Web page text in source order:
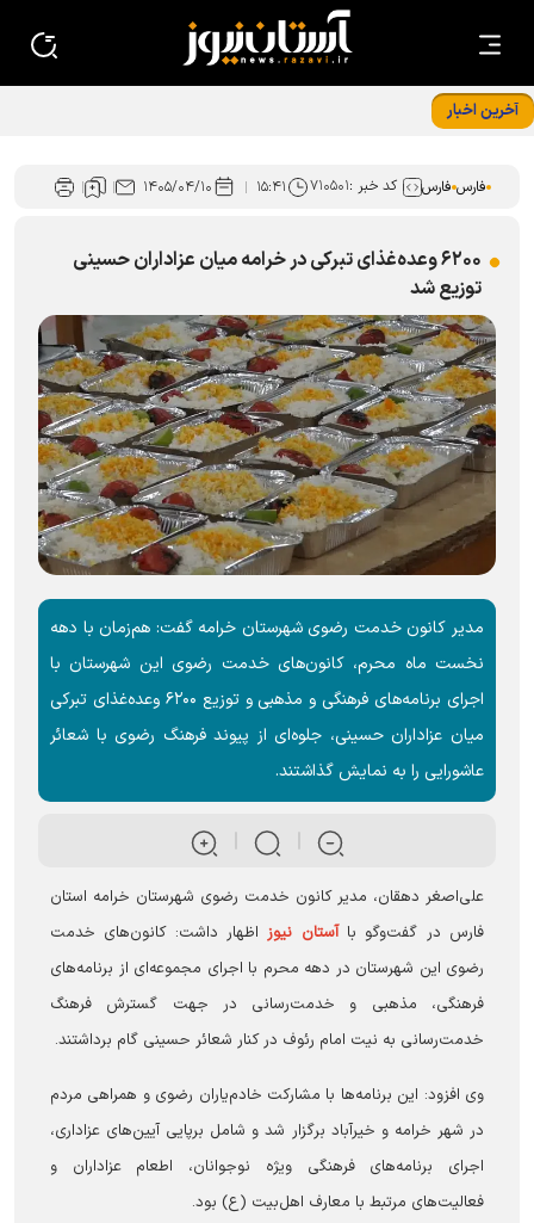
آخرین اخبار
فارس فارس کد خبر :۷۱۰۵۰۱ ۱۵:۴۱ ۱۴۰۵/۰۴/۱۰
۶۲۰۰ وعده‌غذای تبرکی در خرامه میان عزاداران حسینی
توزیع شد
مدیر کانون خدمت رضوی شهرستان خرامه گفت: هم‌زمان با دهه
نخست ماه محرم، کانون‌های خدمت رضوی این شهرستان با
اجرای برنامه‌های فرهنگی و مذهبی و توزیع ۶۲۰۰ وعده‌غذای تبرکی
میان عزاداران حسینی، جلوه‌ای از پیوند فرهنگ رضوی با شعائر
عاشورایی را به نمایش گذاشتند.
علی‌اصغر دهقان، مدیر کانون خدمت رضوی شهرستان خرامه استان
فارس در گفت‌و‌گو باآستان نیوزاظهار داشت: کانون‌های خدمت
رضوی این شهرستان در دهه محرم با اجرای مجموعه‌ای از برنامه‌های
فرهنگی، مذهبی و خدمت‌رسانی در جهت گسترش فرهنگ
خدمت‌رسانی به نیت امام رئوف در کنار شعائر حسینی گام برداشتند.
وی افزود: این برنامه‌ها با مشارکت خادم‌یاران رضوی و همراهی مردم
در شهر خرامه و خیرآباد برگزار شد و شامل برپایی آیین‌های عزاداری،
اجرای برنامه‌های فرهنگی ویژه نوجوانان، اطعام عزاداران و
فعالیت‌های مرتبط با معارف اهل‌بیت (ع) بود.